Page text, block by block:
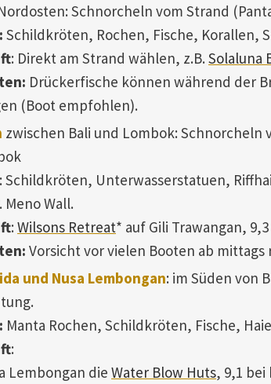
Schnorcheln vom Strand
Schildkröten, Rochen, Fische, Korallen,
: Direkt am Strand wählen, z.B. Solaluna
Drückerfische können während der
(Boot empfohlen).
zwischen Bali und Lombok:
: Schildkröten, Unterwasserstatuen,
Meno Wall.
: Wilsons Retreat* auf Gili Trawangan,
Vorsicht vor vielen Booten ab mittags
und Nusa Lembongan: im Süden von
Manta Rochen, Schildkröten, Fische,
:
Lembongan die Water Blow Huts, 9,1 bei